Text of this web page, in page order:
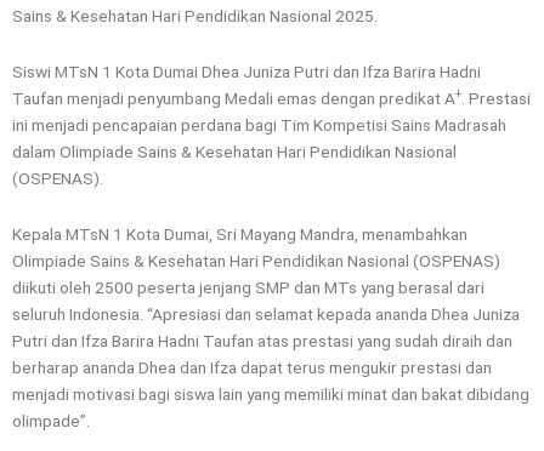
Sains & Kesehatan Hari Pendidikan Nasional 2025.
Siswi MTsN 1 Kota Dumai Dhea Juniza Putri dan Ifza Barira Hadni
Taufan menjadi penyumbang Medali emas dengan predikat A+ . Prestasi
ini menjadi pencapaian perdana bagi Tim Kompetisi Sains Madrasah
dalam Olimpiade Sains & Kesehatan Hari Pendidikan Nasional
(OSPENAS).
Kepala MTsN 1 Kota Dumai, Sri Mayang Mandra, menambahkan
Olimpiade Sains & Kesehatan Hari Pendidikan Nasional (OSPENAS)
diikuti oleh 2500 peserta jenjang SMP dan MTs yang berasal dari
seluruh Indonesia. “Apresiasi dan selamat kepada ananda Dhea Juniza
Putri dan Ifza Barira Hadni Taufan atas prestasi yang sudah diraih dan
berharap ananda Dhea dan Ifza dapat terus mengukir prestasi dan
menjadi motivasi bagi siswa lain yang memiliki minat dan bakat dibidang
olimpade”.